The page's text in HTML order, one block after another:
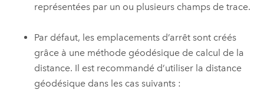
représentées par un ou plusieurs champs de trace.
Par défaut, les emplacements d’arrêt sont créés
grâce à une méthode géodésique de calcul de la
distance. Il est recommandé d’utiliser la distance
géodésique dans les cas suivants :